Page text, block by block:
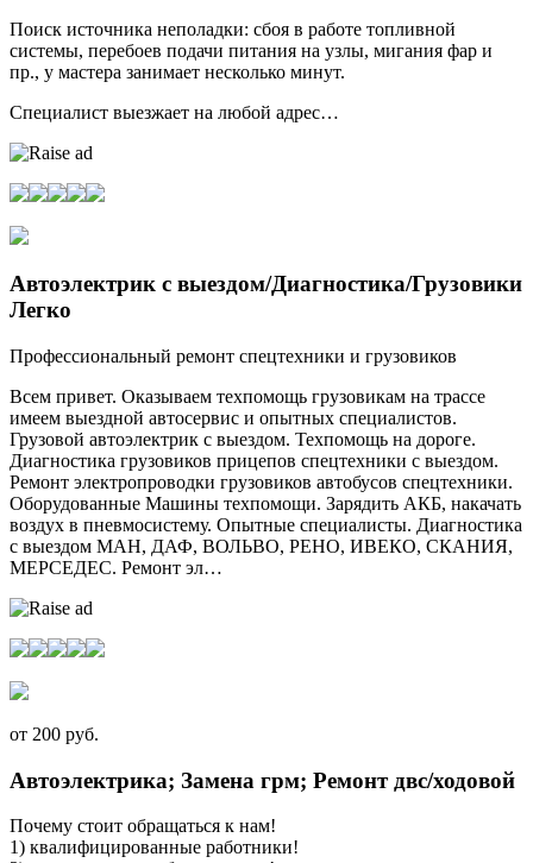
Поиск источника неполадки: сбоя в работе топливной
системы, перебоев подачи питания на узлы, мигания фар и
пр., у мастера занимает несколько минут.
Специалист выезжает на любой адрес…
Автоэлектрик с выездом/Диагностика/Грузовики
Легко
Профессиональный ремонт спецтехники и грузовиков
Всем привет. Оказываем техпомощь грузовикам на трассе
имеем выездной автосервис и опытных специалистов.
Грузовой автоэлектрик с выездом. Техпомощь на дороге.
Диагностика грузовиков прицепов спецтехники с выездом.
Ремонт электропроводки грузовиков автобусов спецтехники.
Оборудованные Машины техпомощи. Зарядить АКБ, накачать
воздух в пневмосистему. Опытные специалисты. Диагностика
с выездом МАН, ДАФ, ВОЛЬВО, РЕНО, ИВЕКО, СКАНИЯ,
МЕРСЕДЕС. Ремонт эл…
от 200 руб.
Автоэлектрика; Замена грм; Ремонт двс/ходовой
Почему стоит обращаться к нам!
1) квалифицированные работники!